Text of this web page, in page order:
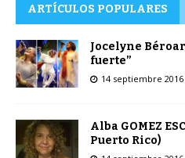
ARTÍCULOS POPULARES
Jocelyne
fuerte”
14 septiembre 2016
Alba GOMEZ
Puerto Rico)